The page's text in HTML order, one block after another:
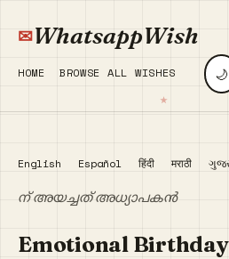
WhatsappWish
HOME BROWSE ALL WISHES 🌙
English Español हिंदी मराठी
ന് അയച്ചത് അധ്യാപകൻ
Emotional